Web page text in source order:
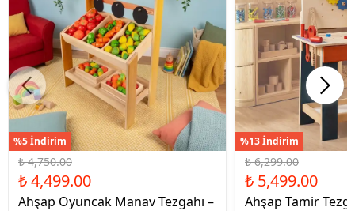
%5 İndirim
₺ 4,750.00
₺ 4,499.00
Ahşap Oyuncak Manav Tezgahı –
%13 İndirim
₺ 6,299.00
₺ 5,499.00
Ahşap Tamir